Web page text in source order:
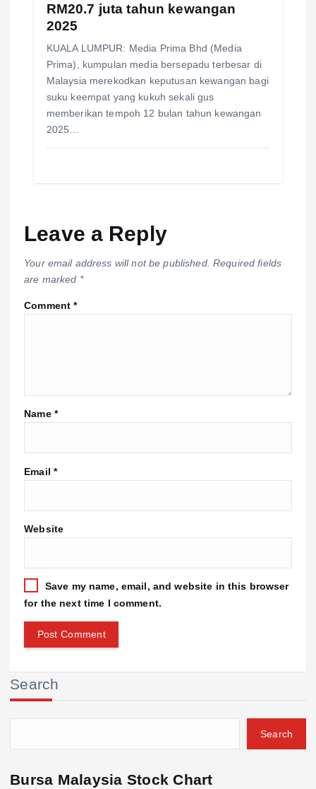
RM20.7 juta tahun kewangan
2025
KUALA LUMPUR: Media Prima Bhd (Media
Prima), kumpulan media bersepadu terbesar di
Malaysia merekodkan keputusan kewangan bagi
suku keempat yang kukuh sekali gus
memberikan tempoh 12 bulan tahun kewangan
2025…
Leave a Reply
Your email address will not be published. Required fields
are marked *
Comment*
Name *
Email *
Website
Save my name, email, and website in this browser
for the next time I comment.
Search
Search
Bursa Malaysia Stock Chart